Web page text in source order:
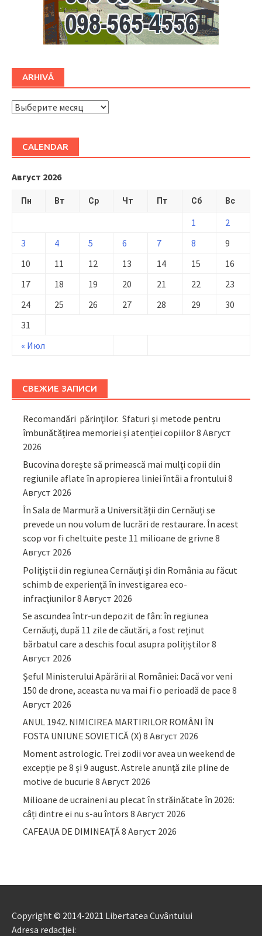
ARHIVĂ
ARHIVĂ
CALENDAR
Август 2026
Пн Вт Ср Чт Пт Сб Вс
« Июл
1
2
3
4 5 6 7 8
9
10
11 12 13 14 15
16
17
18 19 20 21 22
23
24
25 26 27 28 29
30
31
СВЕЖИЕ ЗАПИСИ
Recomandări părinţilor. Sfaturi și metode pentru
îmbunătățirea memoriei și atenției copiilor8 Август
2026
Bucovina dorește să primească mai mulți copii din
regiunile aflate în apropierea liniei întâi a frontului 8
Август 2026
În Sala de Marmură a Universității din Cernăuți se
prevede un nou volum de lucrări de restaurare. În acest
scop vor fi cheltuite peste 11 milioane de grivne 8
Август 2026
Polițiștii din regiunea Cernăuți și din România au făcut
schimb de experiență în investigarea eco-
infracțiunilor8 Август 2026
Se ascundea într-un depozit de fân: în regiunea
Cernăuți, după 11 zile de căutări, a fost reținut
bărbatul care a deschis focul asupra polițiștilor8
Август 2026
Șeful Ministerului Apărării al României: Dacă vor veni
150 de drone, aceasta nu va mai fi o perioadă de pace 8
Август 2026
ANUL 1942. NIMICIREA MARTIRILOR ROMÂNI ÎN
FOSTA UNIUNE SOVIETICĂ (X) 8 Август 2026
Moment astrologic. Trei zodii vor avea un weekend de
excepție pe 8 și 9 august. Astrele anunță zile pline de
motive de bucurie 8 Август 2026
Milioane de ucraineni au plecat în străinătate în 2026:
câți dintre ei nu s-au întors 8 Август 2026
CAFEAUA DE DIMINEAȚĂ8 Август 2026
Copyright © 2014-2021 Libertatea Cuvântului
Adresa redacției: